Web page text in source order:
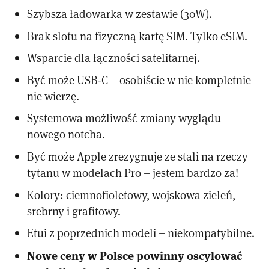
Szybsza ładowarka w zestawie (30W).
Brak slotu na fizyczną kartę SIM. Tylko eSIM.
Wsparcie dla łączności satelitarnej.
Być może USB-C – osobiście w nie kompletnie
nie wierzę.
Systemowa możliwość zmiany wyglądu
nowego notcha.
Być może Apple zrezygnuje ze stali na rzeczy
tytanu w modelach Pro – jestem bardzo za!
Kolory: ciemnofioletowy, wojskowa zieleń,
srebrny i grafitowy.
Etui z poprzednich modeli – niekompatybilne.
Nowe ceny w Polsce powinny oscylować